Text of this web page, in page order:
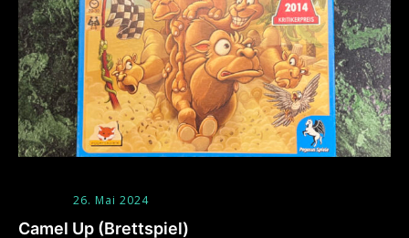
26. Mai 2024
Camel Up (Brettspiel)